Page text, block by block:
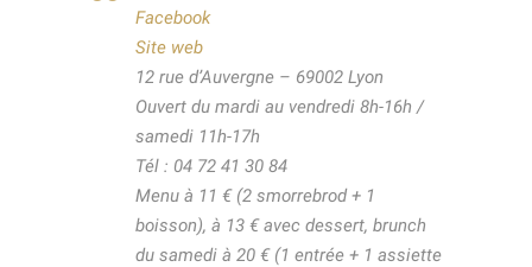
Facebook
Site web
12 rue d’Auvergne – 69002 Lyon
Ouvert du mardi au vendredi 8h-16h /
samedi 11h-17h
Tél : 04 72 41 30 84
Menu à 11 € (2 smorrebrod + 1
boisson), à 13 € avec dessert, brunch
du samedi à 20 € (1 entrée + 1 assiette